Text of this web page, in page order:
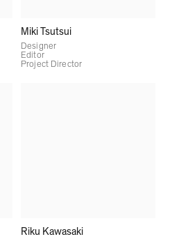
Miki Tsutsui
Designer
Editor
Project Director
Riku Kawasaki